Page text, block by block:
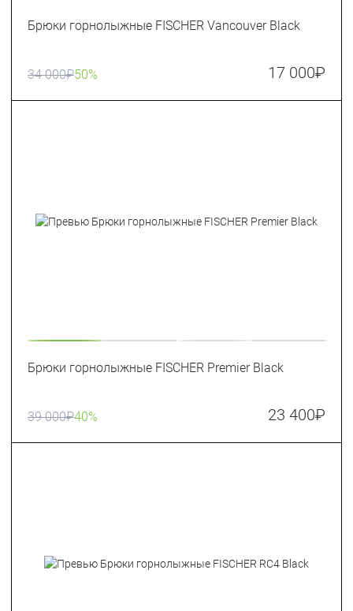
Брюки горнолыжные FISCHER Vancouver Black
34 000₽50% 17 000₽
Брюки горнолыжные FISCHER Premier Black
39 000₽40% 23 400₽